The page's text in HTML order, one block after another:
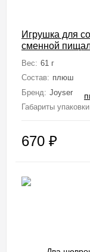
Игрушка для
сменной
Вес: 61 г
Состав: плюш
Бренд: Joyser
Габариты
670 ₽